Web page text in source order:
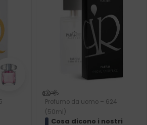
Profumo da uomo – 624
(50ml)
Cosa dicono i nostri